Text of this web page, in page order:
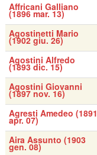
Affricani Galliano
(1896 mar. 13)
Agostinetti Mario
(1902 giu. 26)
Agostini Alfredo
(1893 dic. 15)
Agostini Giovanni
(1897 nov. 16)
Agresti Amedeo (1891
apr. 07)
Aira Assunto (1903
gen. 08)